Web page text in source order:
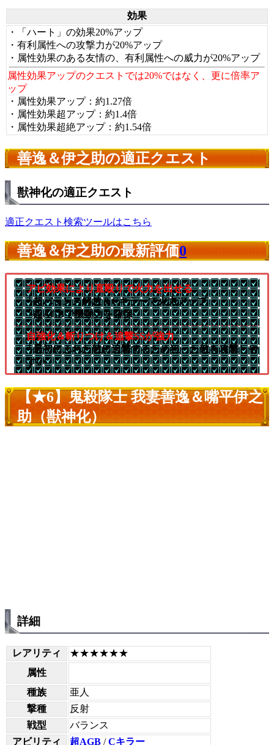
効果
・「ハート」の効果20%アップ
・有利属性への攻撃力が20%アップ
・属性効果のある友情の、有利属性への威力が20%アップ
属性効果アップのクエストでは20%ではなく、更に倍率ア
ップ
・属性効果アップ：約1.27倍
・属性効果超アップ：約1.4倍
・属性効果超絶アップ：約1.54倍
善逸＆伊之助の適正クエスト
獣神化の適正クエスト
適正クエスト検索ツールはこちら
善逸＆伊之助の最新評価0
アビ効果により直殴りで火力を出せる
└超バランス解放＆Cキラーで火力アップ
└超AGBで機動力を確保
自強化＆斬りつけ＆追撃SSが強力
└最初にふれた敵に追撃するため狙った敵を攻撃しや
すい
【★6】鬼殺隊士 我妻善逸＆嘴平伊之
助（獣神化）
詳細
レアリティ
★★★★★★
属性
種族
亜人
撃種
反射
戦型
バランス
アビリティ
超AGB /Cキラー